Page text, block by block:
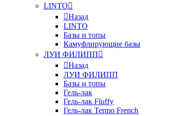
LINTO
Назад
LINTO
Базы и топы
Камуфлирующие базы
ЛУИ ФИЛИПП
Назад
ЛУИ ФИЛИПП
Базы и топы
Гель-лак
Гель-лак Fluffy
Гель-лак Termo French